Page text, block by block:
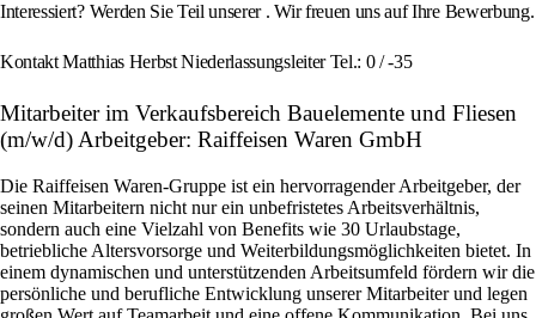
Interessiert? Werden Sie Teil unserer . Wir freuen uns auf Ihre Bewerbung.
Kontakt Matthias Herbst Niederlassungsleiter Tel.: 0 / -35
Mitarbeiter im Verkaufsbereich Bauelemente und Fliesen
(m/w/d) Arbeitgeber: Raiffeisen Waren GmbH
Die Raiffeisen Waren-Gruppe ist ein hervorragender Arbeitgeber, der
seinen Mitarbeitern nicht nur ein unbefristetes Arbeitsverhältnis,
sondern auch eine Vielzahl von Benefits wie 30 Urlaubstage,
betriebliche Altersvorsorge und Weiterbildungsmöglichkeiten bietet. In
einem dynamischen und unterstützenden Arbeitsumfeld fördern wir die
persönliche und berufliche Entwicklung unserer Mitarbeiter und legen